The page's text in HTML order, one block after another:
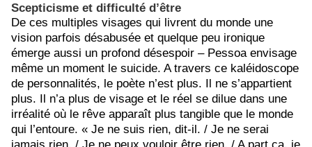
Scepticisme et difficulté d’être
De ces multiples visages qui livrent du monde une
vision parfois désabusée et quelque peu ironique
émerge aussi un profond désespoir – Pessoa envisage
même un moment le suicide. A travers ce kaléidoscope
de personnalités, le poète n’est plus. Il ne s’appartient
plus. Il n’a plus de visage et le réel se dilue dans une
irréalité où le rêve apparaît plus tangible que le monde
qui l’entoure. « Je ne suis rien, dit-il. / Je ne serai